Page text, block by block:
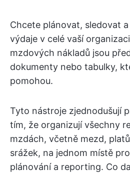
Chcete plánovat, sledovat
výdaje v celé vaší
mzdových nákladů jsou
dokumenty nebo tabulky,
pomohou.
Tyto nástroje zjednodušují
tím, že organizují všechny
mzdách, včetně mezd,
srážek, na jednom místě
plánování a reporting. Co